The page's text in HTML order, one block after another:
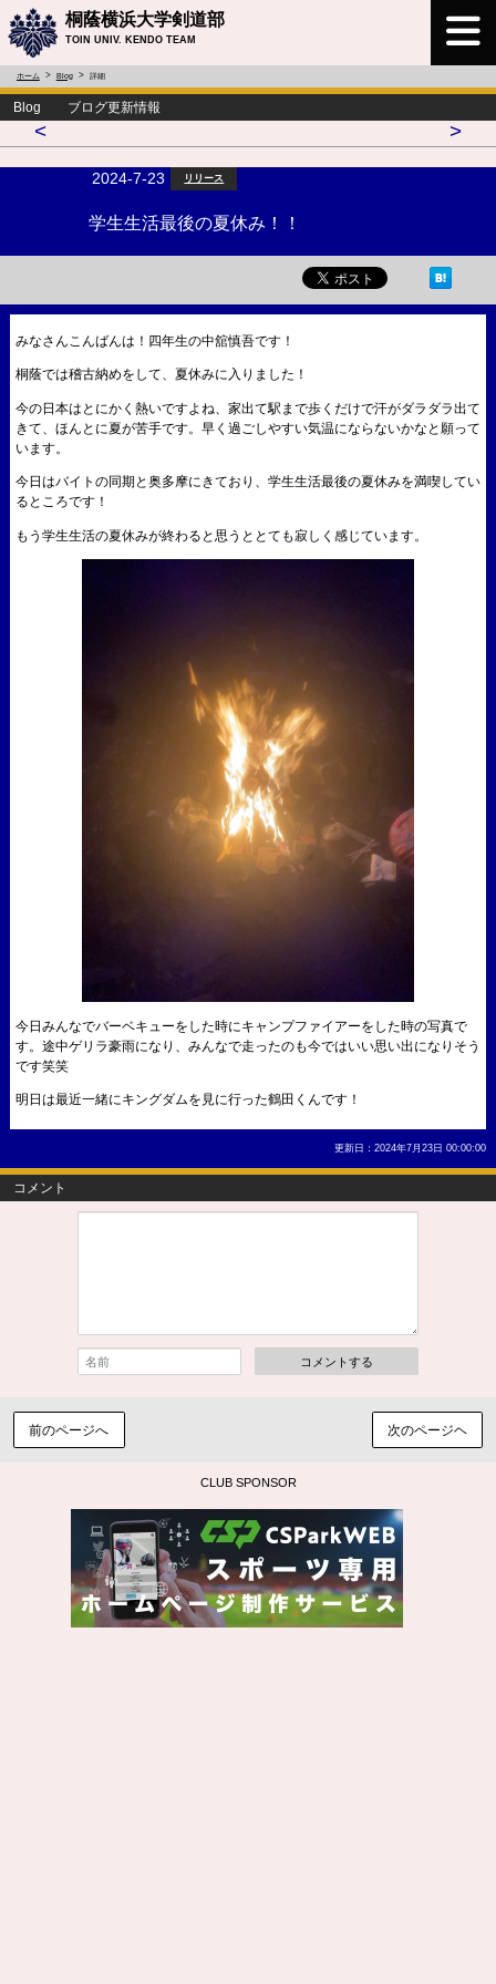
桐蔭横浜大学剣道部
TOIN UNIV. KENDO TEAM
ホーム Blog 詳細
Blog ブログ更新情報
< >
2024-7-23 リリース
学生生活最後の夏休み！！
みなさんこんばんは！四年生の中舘慎吾です！
桐蔭では稽古納めをして、夏休みに入りました！
今の日本はとにかく熱いですよね、家出て駅まで歩くだけで汗がダラダラ出て
きて、ほんとに夏が苦手です。早く過ごしやすい気温にならないかなと願って
います。
今日はバイトの同期と奥多摩にきており、学生生活最後の夏休みを満喫してい
るところです！
もう学生生活の夏休みが終わると思うととても寂しく感じています。
今日みんなでバーベキューをした時にキャンプファイアーをした時の写真で
す。途中ゲリラ豪雨になり、みんなで走ったのも今ではいい思い出になりそう
です笑笑
明日は最近一緒にキングダムを見に行った鶴田くんです！
更新日：2024年7月23日 00:00:00
コメント
コメントする
前のページへ 次のページヘ
CLUB SPONSOR